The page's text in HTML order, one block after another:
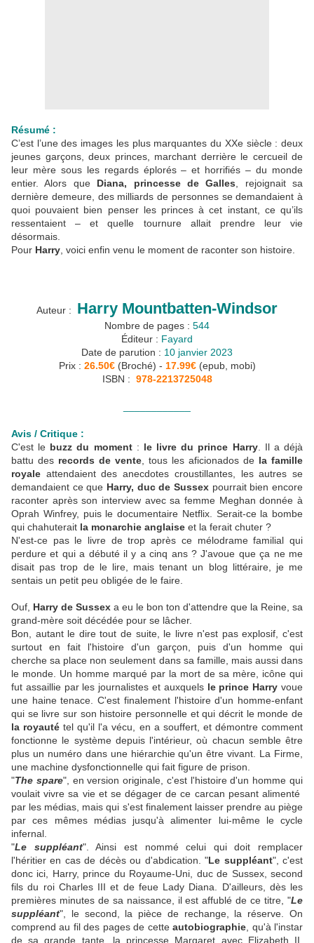
Résumé :
C’est l’une des images les plus marquantes du XXe siècle : deux
jeunes garçons, deux princes, marchant derrière le cercueil de
leur mère sous les regards éplorés – et horrifiés – du monde
entier. Alors que Diana, princesse de Galles , rejoignait sa
dernière demeure, des milliards de personnes se demandaient à
quoi pouvaient bien penser les princes à cet instant, ce qu’ils
ressentaient – et quelle tournure allait prendre leur vie
désormais.
Pour Harry , voici enfin venu le moment de raconter son histoire.
Auteur : Harry Mountbatten-Windsor
Nombre de pages : 544
Éditeur : Fayard
Date de parution : 10 janvier 2023
Prix : 26.50€(Broché) - 17.99€(epub, mobi)
ISBN : 978-2213725048
Avis / Critique :
C'est le buzz du moment: le livre du prince Harry. Il a déjà
battu des records de vente , tous les aficionados de la famille
royale attendaient des anecdotes croustillantes, les autres se
demandaient ce que Harry, duc de Sussex pourrait bien encore
raconter après son interview avec sa femme Meghan donnée à
Oprah Winfrey, puis le documentaire Netflix. Serait-ce la bombe
qui chahuterait la monarchie anglaise et la ferait chuter ?
N'est-ce pas le livre de trop après ce mélodrame familial qui
perdure et qui a débuté il y a cinq ans ? J'avoue que ça ne me
disait pas trop de le lire, mais tenant un blog littéraire, je me
sentais un petit peu obligée de le faire.
Ouf, Harry de Sussex a eu le bon ton d'attendre que la Reine, sa
grand-mère soit décédée pour se lâcher.
Bon, autant le dire tout de suite, le livre n'est pas explosif, c'est
surtout en fait l'histoire d'un garçon, puis d'un homme qui
cherche sa place non seulement dans sa famille, mais aussi dans
le monde. Un homme marqué par la mort de sa mère, icône qui
fut assaillie par les journalistes et auxquels le prince Harry voue
une haine tenace. C'est finalement l'histoire d'un homme-enfant
qui se livre sur son histoire personnelle et qui décrit le monde de
la royauté tel qu'il l'a vécu, en a souffert, et démontre comment
fonctionne le système depuis l'intérieur, où chacun semble être
plus un numéro dans une hiérarchie qu'un être vivant. La Firme,
une machine dysfonctionnelle qui fait figure de prison.
"The spare", en version originale, c'est l'histoire d'un homme qui
voulait vivre sa vie et se dégager de ce carcan pesant alimenté
par les médias, mais qui s'est finalement laisser prendre au piège
par ces mêmes médias jusqu'à alimenter lui-même le cycle
infernal.
"Le suppléant". Ainsi est nommé celui qui doit remplacer
l'héritier en cas de décès ou d'abdication. "Le suppléant", c'est
donc ici, Harry, prince du Royaume-Uni, duc de Sussex, second
fils du roi Charles III et de feue Lady Diana. D'ailleurs, dès les
premières minutes de sa naissance, il est affublé de ce titre, "Le
suppléant", le second, la pièce de rechange, la réserve. On
comprend au fil des pages de cetteautobiographie , qu'à l'instar
de sa grande tante, la princesse Margaret avec Elizabeth II,